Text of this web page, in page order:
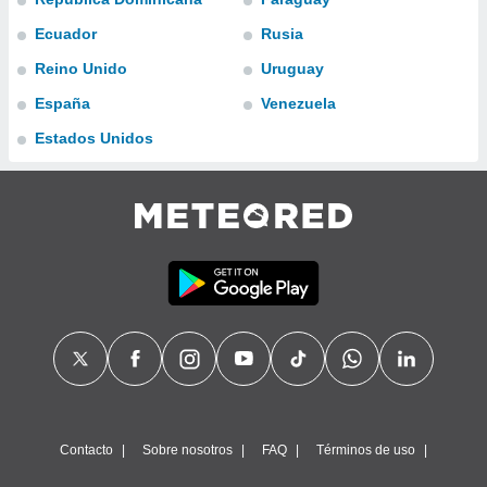
en
más
y
aceptar
Ecuador
Reino Unido
España
Estados Unidos
Rusia
Uruguay
Venezuela
Contacto Sobre nosotros FAQ Términos de uso